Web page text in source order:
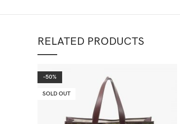
RELATED PRODUCTS
-50%
SOLD OUT